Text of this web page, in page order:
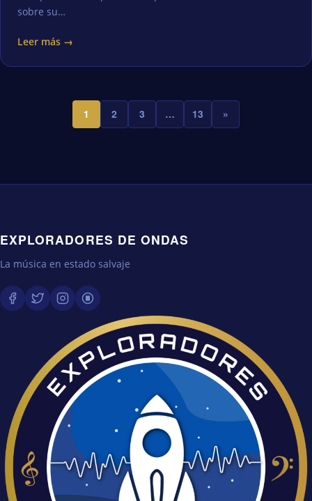
sobre su…
Leer más →
1 2 3 … 13 »
EXPLORADORES DE ONDAS
La música en estado salvaje